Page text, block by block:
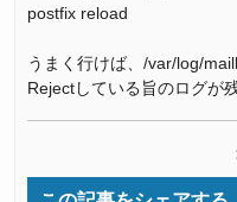
postfix reload
うまく行けば、/var/log/
Rejectしている旨のログが